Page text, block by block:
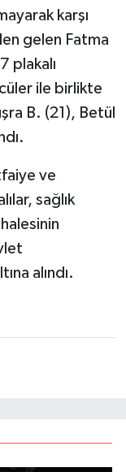
karşı
gelen Fatma
plakalı
ile birlikte
B. (21), Betül
ve
sağlık
alındı.